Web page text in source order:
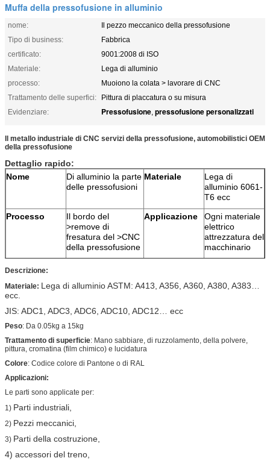
Muffa della pressofusione in alluminio
nome:
Il pezzo meccanico della pressofusione
Tipo di business:
Fabbrica
certificato:
9001:2008 di ISO
Materiale:
Lega di alluminio
processo:
Muoiono la colata > lavorare di CNC
Trattamento delle superfici:
Pittura di placcatura o su misura
Evidenziare:
Pressofusione, pressofusione personalizzati
Il metallo industriale di CNC servizi della pressofusione, automobilistici OEM
della pressofusione
Dettaglio rapido:
Nome
Di alluminio la parte
delle pressofusioni
Materiale
Lega di
alluminio 6061-
T6 ecc
Processo
Il bordo del
>remove di
fresatura del >CNC
della pressofusione
Applicazione
Ogni materiale
elettrico
attrezzatura del
macchinario
Caratteristica
Descrizione:
Materiale: Lega di alluminio ASTM: A413, A356, A360, A380, A383…
ecc.
JIS: ADC1, ADC3, ADC6, ADC10, ADC12… ecc
Peso: Da 0.05kg a 15kg
Trattamento di superficie: Mano sabbiare, di ruzzolamento, della polvere,
pittura, cromatina (film chimico) e lucidatura
Colore: Codice colore di Pantone o di RAL
Applicazioni:
Le parti sono applicate per:
1) Parti industriali,
2) Pezzi meccanici,
3) Parti della costruzione,
4) accessori del treno,